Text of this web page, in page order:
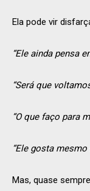
Ela pode vir
“Ele ainda pensa
“Será que
“O que faço para
“Ele gosta mesmo
Mas, quase